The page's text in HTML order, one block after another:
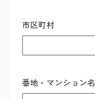
市区町村
番地・マンション名